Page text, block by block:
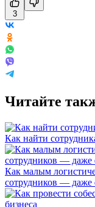
3
Читайте
Как найти
Как малым
сотрудников —